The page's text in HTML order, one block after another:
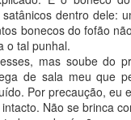
dentro dele:
bonecos do fofão
o tal punhal.
mas soube do
de sala meu que
Por precaução, eu
Não se brinca